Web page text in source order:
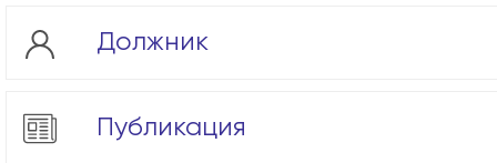
Должник
Публикация